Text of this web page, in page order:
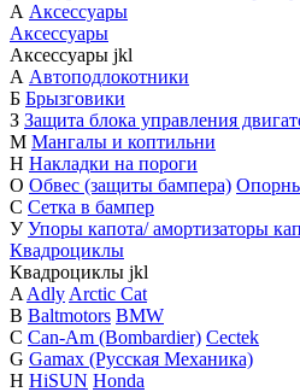
А Аксессуары
Аксессуары
Аксессуары jkl
А Автоподлокотники
Б Брызговики
З Защита блока управления
М Мангалы и коптильни
Н Накладки на пороги
О Обвес (защиты бампера)
С Сетка в бампер
У Упоры капота/ амортизаторы
Квадроциклы
Квадроциклы jkl
AAdlyArctic Cat
B Baltmotors BMW
C Can-Am (Bombardier) Cectek
G Gamax (Русская Механика)
H HiSUN Honda